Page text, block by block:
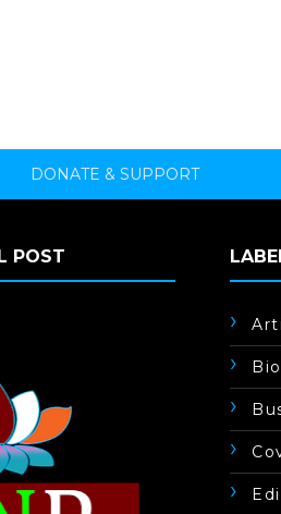
DONATE & SUPPORT
POST